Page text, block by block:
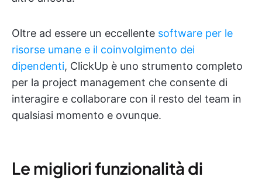
Oltre ad essere un eccellente software per le
risorse umane e il coinvolgimento dei
dipendenti, ClickUp è uno strumento completo
per la project management che consente di
interagire e collaborare con il resto del team in
qualsiasi momento e ovunque.
Le migliori funzionalità di